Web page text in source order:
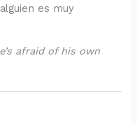
es muy
afraid of his own